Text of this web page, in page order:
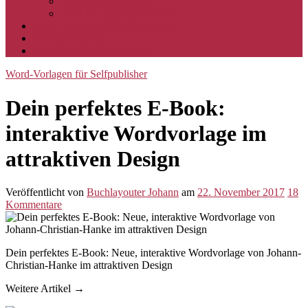
Word-Vorlagen für Selfpublisher
Dein perfektes E-Book:
interaktive Wordvorlage im
attraktiven Design
Veröffentlicht von Buchlayouter Johann am 22. November 2017 18
Kommentare
Dein perfektes E-Book: Neue, interaktive Wordvorlage von Johann-
Christian-Hanke im attraktiven Design
Weitere Artikel →